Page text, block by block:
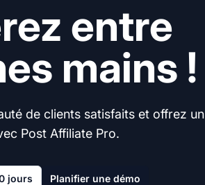
entre
mains !
de clients satisfaits et offrez un
Post Affiliate Pro.
jours Planifier une démo